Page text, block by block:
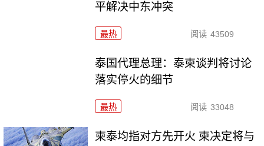
平解决中东冲突
最热 阅读 43509
泰国代理总理：泰柬谈判将讨论
落实停火的细节
最热 阅读 33048
柬泰均指对方先开火 柬决定将与